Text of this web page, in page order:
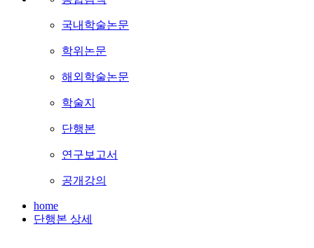
국내학술논문
학위논문
해외학술논문
학술지
단행본
연구보고서
공개강의
home
단행본 상세